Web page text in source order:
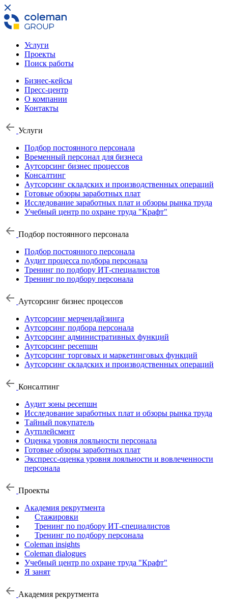
Услуги
Проекты
Поиск работы
Бизнес-кейсы
Пресс-центр
О компании
Контакты
Услуги
Подбор постоянного персонала
Временный персонал для бизнеса
Аутсорсинг бизнес процессов
Консалтинг
Аутсорсинг складских и производственных операций
Готовые обзоры заработных плат
Исследование заработных плат и обзоры рынка труда
Учебный центр по охране труда "Крафт"
Подбор постоянного персонала
Подбор постоянного персонала
Аудит процесса подбора персонала
Тренинг по подбору ИТ-специалистов
Тренинг по подбору персонала
Аутсорсинг бизнес процессов
Аутсорсинг мерчендайзинга
Аутсорсинг подбора персонала
Аутсорсинг административных функций
Аутсорсинг ресепшн
Аутсорсинг торговых и маркетинговых функций
Аутсорсинг складских и производственных операций
Консалтинг
Аудит зоны ресепшн
Исследование заработных плат и обзоры рынка труда
Тайный покупатель
Аутплейсмент
Оценка уровня лояльности персонала
Готовые обзоры заработных плат
Экспресс-оценка уровня лояльности и вовлеченности
персонала
Проекты
Академия рекрутмента
Стажировки
Тренинг по подбору ИТ-специалистов
Тренинг по подбору персонала
Coleman insights
Coleman dialogues
Учебный центр по охране труда "Крафт"
Я занят
Академия рекрутмента